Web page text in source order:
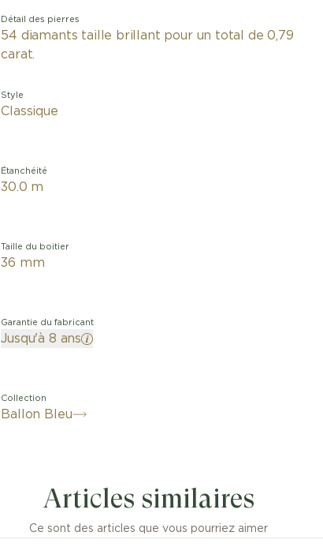
Détail des pierres
54 diamants taille brillant pour un total de 0,79
carat.
Style
Classique
Étanchéité
30.0 m
Taille du boitier
36 mm
Garantie du fabricant
Jusqu'à 8 ans
Collection
Ballon Bleu
Articles similaires
Ce sont des articles que vous pourriez aimer